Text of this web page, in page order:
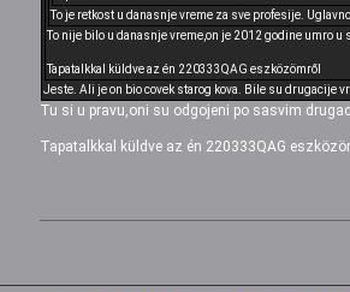
To je retkost u danasnje vreme za sve profesije.
To nije bilo u danasnje vreme,on je 2012 godine umro
Tapatalkkal küldve az én 220333QAG eszközömről
Jeste. Ali je on bio covek starog kova. Bile su drugacije
Tu si u pravu,oni su odgojeni po sasvim
Tapatalkkal küldve az én 220333QAG